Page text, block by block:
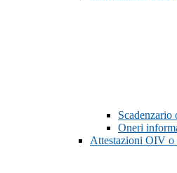
Oneri
Attestazioni OIV o